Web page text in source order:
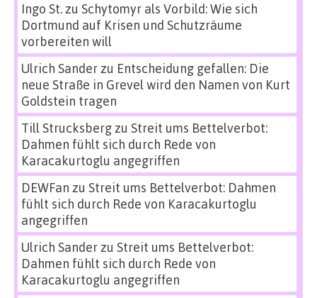
Ingo St.zu Schytomyr als Vorbild: Wie sich
Dortmund auf Krisen und Schutzräume
vorbereiten will
Ulrich Sanderzu Entscheidung gefallen: Die
neue Straße in Grevel wird den Namen von Kurt
Goldstein tragen
Till Strucksbergzu Streit ums Bettelverbot:
Dahmen fühlt sich durch Rede von
Karacakurtoglu angegriffen
DEWFan zu Streit ums Bettelverbot: Dahmen
fühlt sich durch Rede von Karacakurtoglu
angegriffen
Ulrich Sanderzu Streit ums Bettelverbot:
Dahmen fühlt sich durch Rede von
Karacakurtoglu angegriffen